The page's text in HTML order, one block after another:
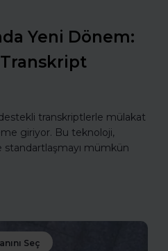
Yeni Dönem:
transkriptlerle mülakat
giriyor. Bu teknoloji,
mümkün
Seç